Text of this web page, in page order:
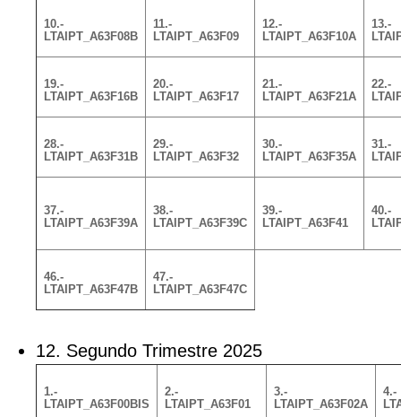
10.-
LTAIPT_A63F08B
11.-
LTAIPT_A63F09
12.-
LTAIPT_A63F10A
13.-
19.-
LTAIPT_A63F16B
20.-
LTAIPT_A63F17
21.-
LTAIPT_A63F21A
22.-
28.-
LTAIPT_A63F31B
29.-
LTAIPT_A63F32
30.-
LTAIPT_A63F35A
31.-
37.-
LTAIPT_A63F39A
38.-
LTAIPT_A63F39C
39.-
LTAIPT_A63F41
40.-
46.-
LTAIPT_A63F47B
47.-
LTAIPT_A63F47C
12. Segundo Trimestre 2025
1.-
LTAIPT_A63F00BIS
2.-
LTAIPT_A63F01
3.-
LTAIPT_A63F02A
4.-